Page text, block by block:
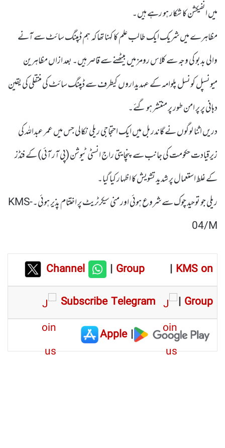
میں انفیکشن کا شکار ہو رہے ہیں۔
مظاہرے میں شریک ایک طالب علم کا کہنا تھا کہ ہم ڈمپنگ سائٹ سے آنے
والی بدبو کی وجہ سے کلاس رومز میں بیٹھنے سے قاصر ہیں۔ بعد ازاں مظاہرین
میونسپل کونسل پلوامہ کے عہدیداروں کیطرف سے ڈمپنگ سائٹ کی منتقلی کی یقین
دہانی پر پر امن طور پر منتشر ہو گئے۔
دریں اثنا لوگوں نے گاندربل میں ایک احتجاجی ریلی نکالی جس میں عمر عبداللہ کی
زیرقیادت حکومت کی جانب سے پنچایتی راج انسٹی ٹیوشن (پی آر آئی) کے فنڈز
کے غلط استعمال پر شدید تشویش کا اظہار کیا گیا۔
ریلی جو توحید چوک سے شروع ہوئی اور منی سیکرٹریٹ پر اختتام پذیر ہوئی۔KMS-
04/M
Channel |Group | KMS on
Subscribe Telegram
| Group
|
Apple